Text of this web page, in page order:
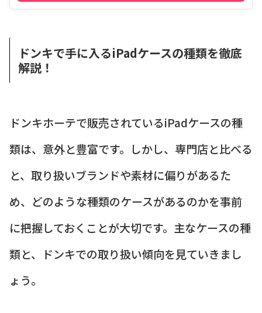
ドンキで手に入るiPadケースの種類を徹底
解説！
ドンキホーテで販売されているiPadケースの種
類は、意外と豊富です。しかし、専門店と比べる
と、取り扱いブランドや素材に偏りがあるた
め、どのような種類のケースがあるのかを事前
に把握しておくことが大切です。主なケースの種
類と、ドンキでの取り扱い傾向を見ていきまし
ょう。